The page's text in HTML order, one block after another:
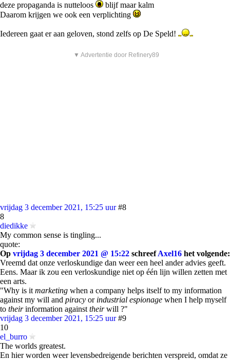
deze propaganda is nutteloos
blijf maar kalm
Daarom krijgen we ook een verplichting
Iedereen gaat er aan geloven, stond zelfs op De Speld!
▼ Advertentie door Refinery89
vrijdag 3 december 2021, 15:25 uur #8
8
diedikke
My common sense is tingling...
quote:
Op vrijdag 3 december 2021 @ 15:22 schreefAxel16 het volgende:
Vreemd dat onze verloskundige dan weer een heel ander advies geeft.
Eens. Maar ik zou een verloskundige niet op één lijn willen zetten met
een arts.
"Why is it marketing when a company helps itself to my information
against my will and piracy or industrial espionage when I help myself
to theirinformation against theirwill ?"
vrijdag 3 december 2021, 15:25 uur #9
10
el_burro
The worlds greatest.
En hier worden weer levensbedreigende berichten verspreid, omdat ze